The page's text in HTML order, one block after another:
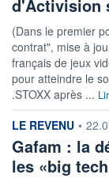
d'Activision
(Dans le premier
contrat", mise à
français de jeux
pour atteindre le
.STOXX après ...
information fournie
LE REVENU •
Gafam : la
les «big